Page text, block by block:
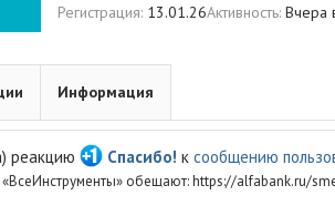
Регистрация 13.01.26Активность Вчера
Информация
реакцию Спасибо! к сообщению
«ВсеИнструменты» обещают: https://alfabank.ru/